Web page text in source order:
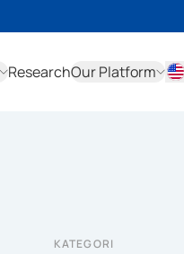
ResearchOur Platform
KATEGORI